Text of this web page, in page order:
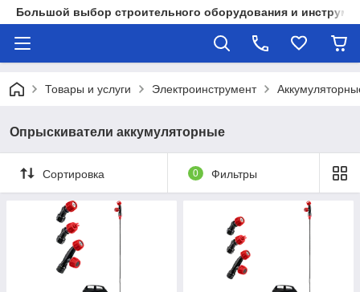
Большой выбор строительного оборудования и
Товары и услуги Электроинструмент
Опрыскиватели аккумуляторные
Сортировка 0 Фильтры